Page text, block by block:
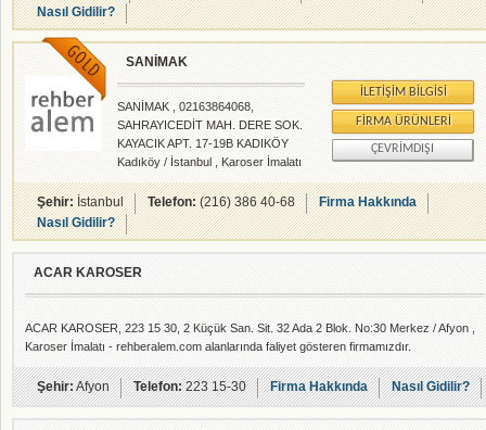
Nasıl Gidilir?
SANİMAK
SANİMAK , 02163864068,
SAHRAYICEDİT MAH. DERE SOK.
KAYACIK APT. 17-19B KADIKÖY
Kadıköy / İstanbul , Karoser İmalatı
- rehberalem.com alanlarında faliyet
gösteren firmamızdır.
İLETIŞIM BILGISI
FIRMA ÜRÜNLERI
ÇEVRIMDIŞI
Şehir:İstanbul Telefon:(216) 386 40-68
Firma Hakkında
Nasıl Gidilir?
ACAR KAROSER
ACAR KAROSER, 223 15 30, 2 Küçük San. Sit. 32 Ada 2 Blok. No:30 Merkez / Afyon ,
Karoser İmalatı - rehberalem.com alanlarında faliyet gösteren firmamızdır.
Şehir:Afyon Telefon:223 15-30 Firma Hakkında Nasıl Gidilir?